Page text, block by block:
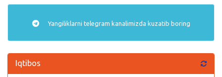
Yangiliklarni telegram kanalimizda kuzatib boring
Iqtibos